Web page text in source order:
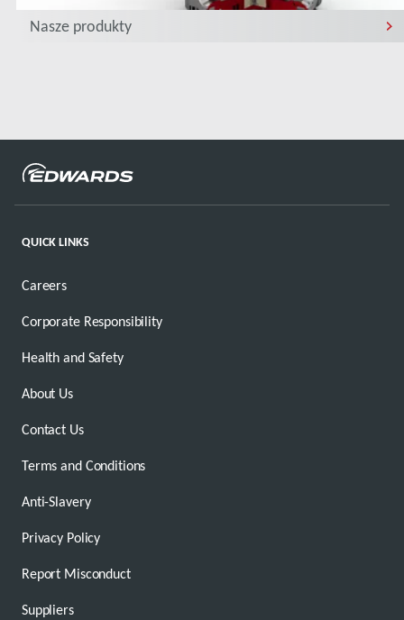
Nasze produkty
QUICK LINKS
Careers
Corporate Responsibility
Health and Safety
About Us
Contact Us
Terms and Conditions
Anti-Slavery
Privacy Policy
Report Misconduct
Suppliers